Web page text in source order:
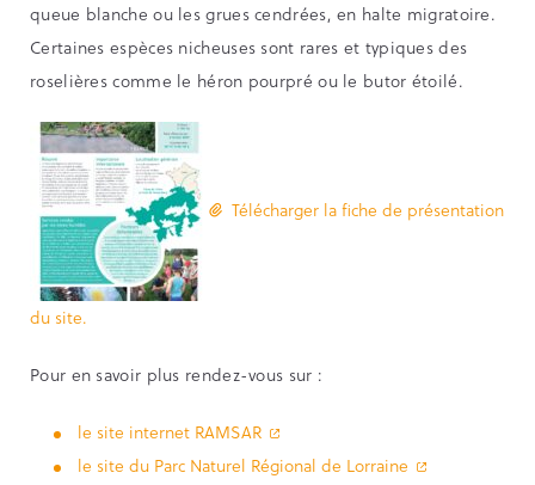
queue blanche ou les grues cendrées, en halte migratoire.
Certaines espèces nicheuses sont rares et typiques des
roselières comme le héron pourpré ou le butor étoilé.
Télécharger la fiche de présentation
du site.
Pour en savoir plus rendez-vous sur :
le site internet RAMSAR
le site du Parc Naturel Régional de Lorraine